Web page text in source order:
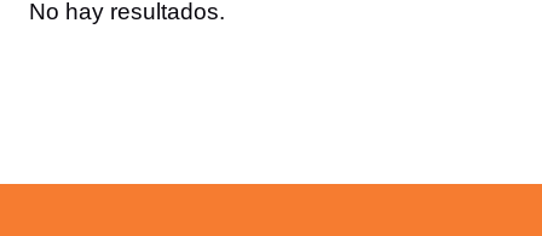
No hay resultados.